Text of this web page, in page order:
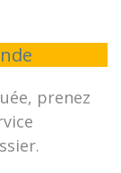
prenez